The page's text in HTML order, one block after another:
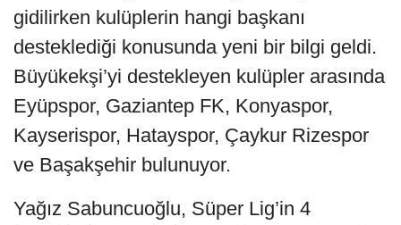
gidilirken kulüplerin hangi başkanı
desteklediği konusunda yeni bir bilgi geldi.
Büyükekşi’yi destekleyen kulüpler arasında
Eyüpspor, Gaziantep FK, Konyaspor,
Kayserispor, Hatayspor, Çaykur Rizespor
ve Başakşehir bulunuyor.
Yağız Sabuncuoğlu, Süper Lig’in 4